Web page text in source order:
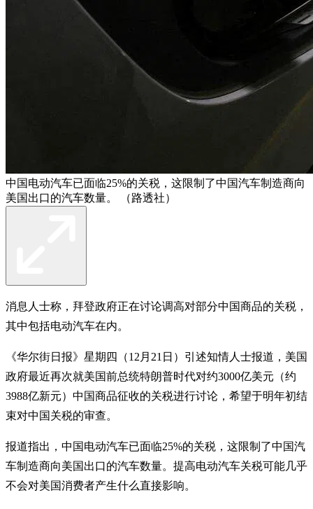
中国电动汽车已面临25%的关税，这限制了中国汽车制造商向
美国出口的汽车数量。 （路透社）
消息人士称，拜登政府正在讨论调高对部分中国商品的关税，
其中包括电动汽车在内。
《华尔街日报》星期四（12月21日）引述知情人士报道，美国
政府最近再次就美国前总统特朗普时代对约3000亿美元（约
3988亿新元）中国商品征收的关税进行讨论，希望于明年初结
束对中国关税的审查。
报道指出，中国电动汽车已面临25%的关税，这限制了中国汽
车制造商向美国出口的汽车数量。提高电动汽车关税可能几乎
不会对美国消费者产生什么直接影响。